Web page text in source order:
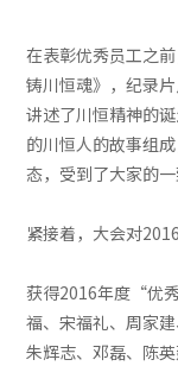
在表彰优秀员工之
铸川恒魂》，纪录
讲述了川恒精神的
的川恒人的故事组
态，受到了大家的一
紧接着，大会对
获得2016年度“优
福、宋福礼、周家
朱辉志、邓磊、陈